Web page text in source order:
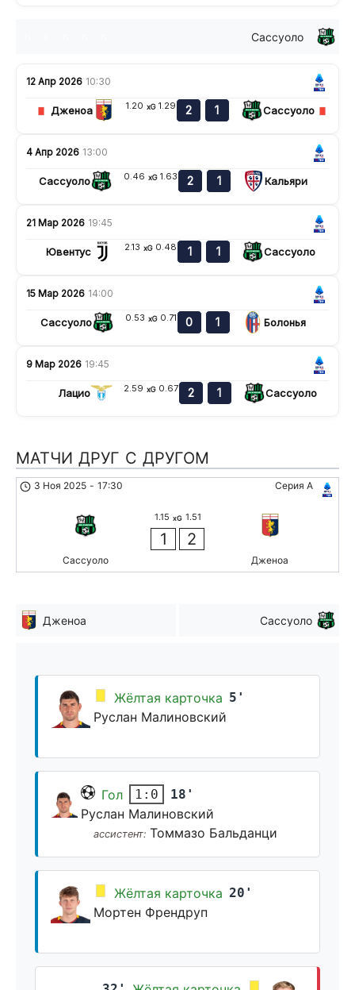
Сассуоло
12 Апр 2026 10:30
Дженоа 1.20 xG 1.29 2 1 Сассуоло
4 Апр 2026 13:00
Сассуоло 0.46 xG 1.63 2 1 Кальяри
21 Мар 2026 19:45
Ювентус 2.13 xG 0.48 1 1 Сассуоло
15 Мар 2026 14:00
Сассуоло 0.53 xG 0.71 0 1 Болонья
9 Мар 2026 19:45
Лацио 2.59 xG 0.67 2 1 Сассуоло
МАТЧИ ДРУГ С ДРУГОМ
Серия А
3 Ноя 2025 - 17:30
Сассуоло
1.15 xG 1.51
1 2
Дженоа
Дженоа Сассуоло
Жёлтая карточка 5'
Руслан Малиновский
Гол 1:0 18'
Руслан Малиновский
ассистент: Томмазо Бальданци
Жёлтая карточка 20'
Мортен Френдруп